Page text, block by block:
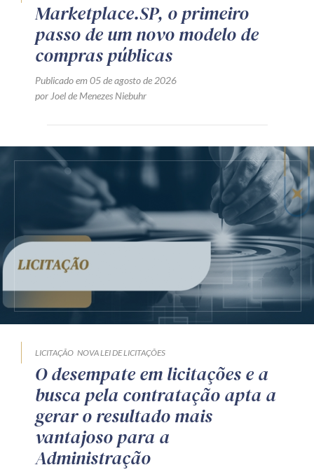
Marketplace.SP, o primeiro
passo de um novo modelo de
compras públicas
Publicado em 05 de agosto de 2026
por Joel de Menezes Niebuhr
LICITAÇÃO NOVA LEI DE LICITAÇÕES
O desempate em licitações e a
busca pela contratação apta a
gerar o resultado mais
vantajoso para a
Administração